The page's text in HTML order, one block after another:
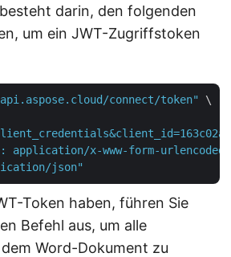
darin, den folgenden
um ein JWT-Zugriffstoken
connect/token"
\
application/x-www-form-urlencoded"
json"
Token haben, führen Sie
Befehl aus, um alle
Word-Dokument zu